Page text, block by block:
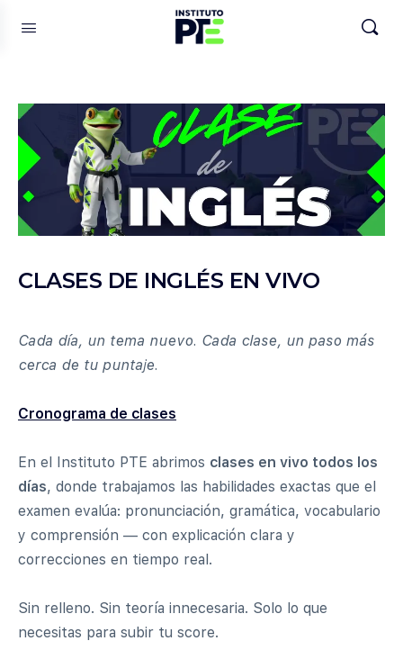
CLASES DE INGLÉS EN VIVO
Cada día, un tema nuevo. Cada clase, un paso más
cerca de tu puntaje.
Cronograma de clases
En el Instituto PTE abrimos clases en vivo todos los
días, donde trabajamos las habilidades exactas que el
examen evalúa: pronunciación, gramática, vocabulario
y comprensión — con explicación clara y
correcciones en tiempo real.
Sin relleno. Sin teoría innecesaria. Solo lo que
necesitas para subir tu score.